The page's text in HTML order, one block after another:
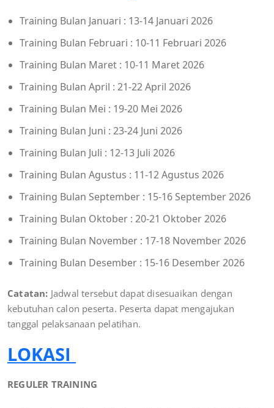
Training Bulan Januari : 13-14 Januari 2026
Training Bulan Februari : 10-11 Februari 2026
Training Bulan Maret : 10-11 Maret 2026
Training Bulan April : 21-22 April 2026
Training Bulan Mei : 19-20 Mei 2026
Training Bulan Juni : 23-24 Juni 2026
Training Bulan Juli : 12-13 Juli 2026
Training Bulan Agustus : 11-12 Agustus 2026
Training Bulan September : 15-16 September 2026
Training Bulan Oktober : 20-21 Oktober 2026
Training Bulan November : 17-18 November 2026
Training Bulan Desember : 15-16 Desember 2026
Catatan: Jadwal tersebut dapat disesuaikan dengan
kebutuhan calon peserta. Peserta dapat mengajukan
tanggal pelaksanaan pelatihan.
LOKASI
REGULER TRAINING